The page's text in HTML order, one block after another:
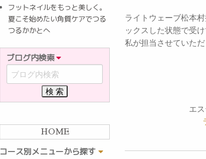
フットネイルをもっと美しく。
夏こそ始めたい角質ケアでつる
つるかかとへ
ブログ内検索
HOME
コース別メニューから探す
ライトウェーブ松本
ックスした状態で受け
私が担当させていた
エ